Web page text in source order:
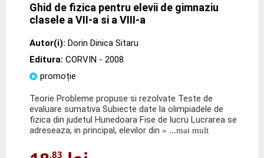
Ghid de fizica pentru elevii de gimnaziu
clasele a VII-a si a VIII-a
Autor(i): Dorin Dinica Sitaru
Editura: CORVIN - 2008
promoție
Teorie Probleme propuse si rezolvate Teste de
evaluare sumativa Subiecte date la olimpiadele de
fizica din judetul Hunedoara Fise de lucru Lucrarea se
adreseaza, in principal, elevilor din » ...mai mult
,83